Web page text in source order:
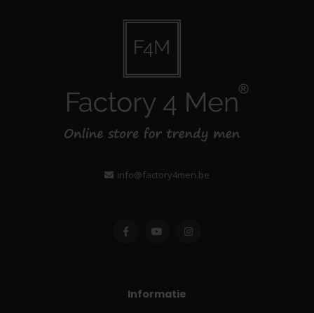
info@factory4men.be
Informatie